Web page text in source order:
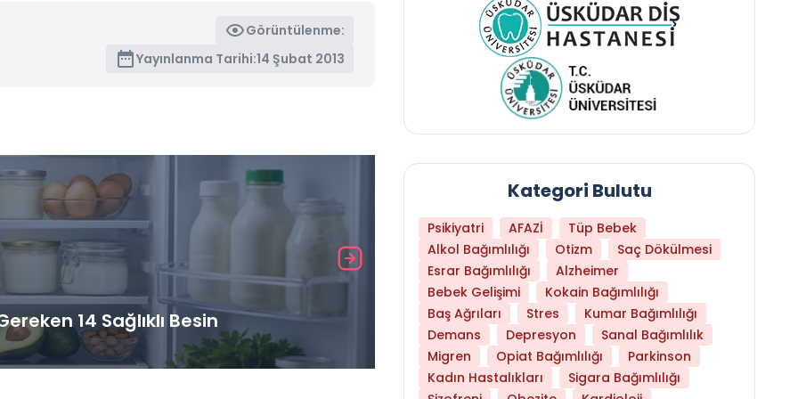
Görüntülenme:
Yayınlanma Tarihi:14 Şubat 2013
14 Sağlıklı Besin Hangi Yaşta Hangi Testi Yaptırmanız
Kategori Bulutu
Psikiyatri AFAZİ
Tüp Bebek
Alkol Bağımlılığı
Otizm
Saç Dökülmesi
Esrar Bağımlılığı
Alzheimer
Bebek Gelişimi
Kokain Bağımlılığı
Baş Ağrıları
Stres
Kumar Bağımlılığı
Demans
Depresyon
Sanal Bağımlılık
Migren
Opiat Bağımlılığı
Parkinson
Kadın Hastalıkları
Sigara Bağımlılığı